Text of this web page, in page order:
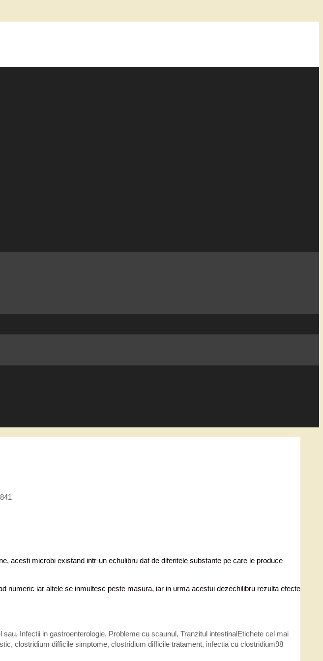
acesti microbi existand intr-un echulibru dat de diferitele substante pe care le produce
numeric iar altele se inmultesc peste masura, iar in urma acestui dezechilibru rezulta efecte
sau, Infectii in gastroenterologie, Probleme cu scaunul, Tranzitul intestinalEtichete cel mai
, clostridium difficile simptome, clostridium difficile tratament, infectia cu clostridium98